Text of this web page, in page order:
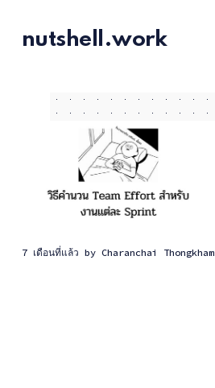
nutshell.work
7 เดือนที่แล้ว by Charanchai Thongkham